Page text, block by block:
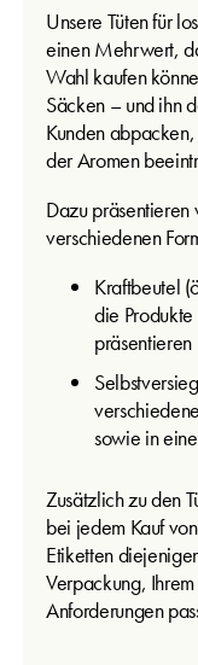
Unsere Tüten für
einen Mehrwert,
Wahl kaufen
Säcken – und ihn
Kunden
der Aromen
Dazu präsentieren
verschiedenen
Kraftbeutel
die
präsentieren
sowie in
Zusätzlich zu den
bei jedem Kauf
Etiketten
Verpackung,
Anforderungen